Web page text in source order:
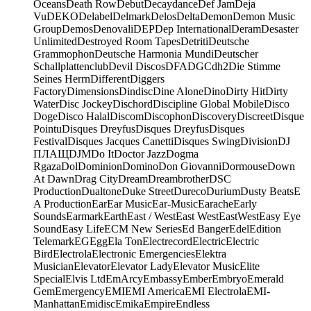
OceansDeath RowDebutDecaydanceDef JamDeja
VuDEKODelabelDelmarkDelosDeltaDemonDemon Music
GroupDemosDenovaliDEPDep InternationalDeramDesaster
UnlimitedDestroyed Room TapesDetritiDeutsche
GrammophonDeutsche Harmonia MundiDeutscher
SchallplattenclubDevil DiscosDFADGCdh2Die Stimme
Seines HerrnDifferentDiggers
FactoryDimensionsDindiscDine AloneDinoDirty HitDirty
WaterDisc JockeyDischordDiscipline Global MobileDisco
DogeDisco HalalDiscomDiscophonDiscoveryDiscreetDisque
PointuDisques DreyfusDisques DreyfusDisques
FestivalDisques Jacques CanettiDisques SwingDivisionDJ
ПЛАЩDJMDo ItDoctor JazzDogma
RgazaDolDominionDominoDon GiovanniDormouseDown
At DawnDrag CityDreamDreambrotherDSC
ProductionDualtoneDuke StreetDurecoDuriumDusty BeatsE
A ProductionEarEar MusicEar-MusicEaracheEarly
SoundsEarmarkEarthEast / WestEast WestEastWestEasy Eye
SoundEasy LifeECM New SeriesEd BangerEdelEdition
TelemarkEGEggEla TonElectrecordElectricElectric
BirdElectrolaElectronic EmergenciesElektra
MusicianElevatorElevator LadyElevator MusicElite
SpecialElvis LtdEmArcyEmbassyEmberEmbryoEmerald
GemEmergencyEMIEMI AmericaEMI ElectrolaEMI-
ManhattanEmidiscEmikaEmpireEndless